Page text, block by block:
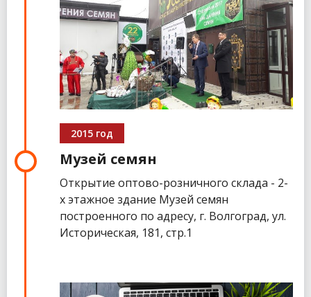
2015 год
Музей семян
Открытие оптово-розничного склада - 2-
х этажное здание Музей семян
построенного по адресу, г. Волгоград, ул.
Историческая, 181, стр.1